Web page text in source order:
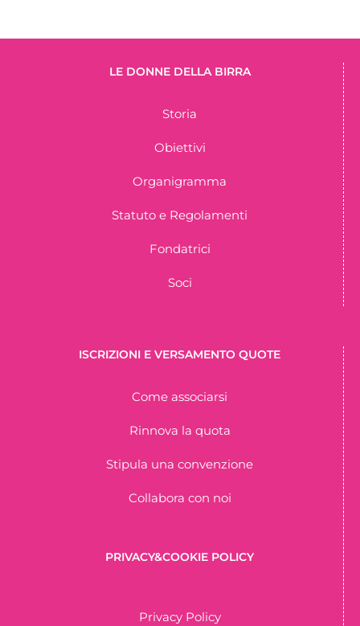
LE DONNE DELLA BIRRA
Storia
Obiettivi
Organigramma
Statuto e Regolamenti
Fondatrici
Soci
ISCRIZIONI E VERSAMENTO QUOTE
Come associarsi
Rinnova la quota
Stipula una convenzione
Collabora con noi
PRIVACY&COOKIE POLICY
Privacy Policy